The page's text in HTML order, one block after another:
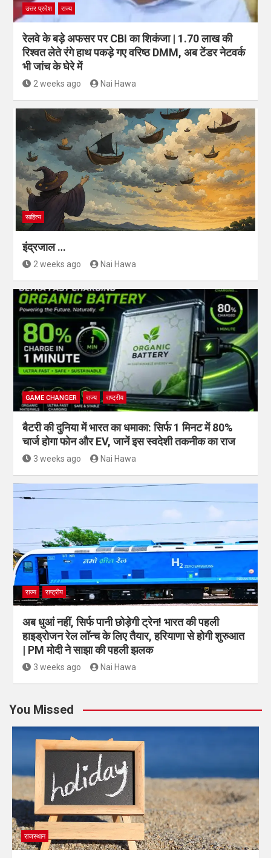
उत्तर प्रदेश राज्य
रेलवे के बड़े अफसर पर CBI का शिकंजा | 1.70 लाख की
रिश्वत लेते रंगे हाथ पकड़े गए वरिष्ठ DMM, अब टेंडर नेटवर्क
भी जांच के घेरे में
2 weeks ago Nai Hawa
साहित्य
इंद्रजाल …
2 weeks ago Nai Hawa
GAME CHANGER राज्य राष्ट्रीय
बैटरी की दुनिया में भारत का धमाका: सिर्फ 1 मिनट में 80%
चार्ज होगा फोन और EV, जानें इस स्वदेशी तकनीक का राज
3 weeks ago Nai Hawa
राज्य राष्ट्रीय
अब धुआं नहीं, सिर्फ पानी छोड़ेगी ट्रेन! भारत की पहली
हाइड्रोजन रेल लॉन्च के लिए तैयार, हरियाणा से होगी शुरुआत
| PM मोदी ने साझा की पहली झलक
3 weeks ago Nai Hawa
You Missed
राजस्थान